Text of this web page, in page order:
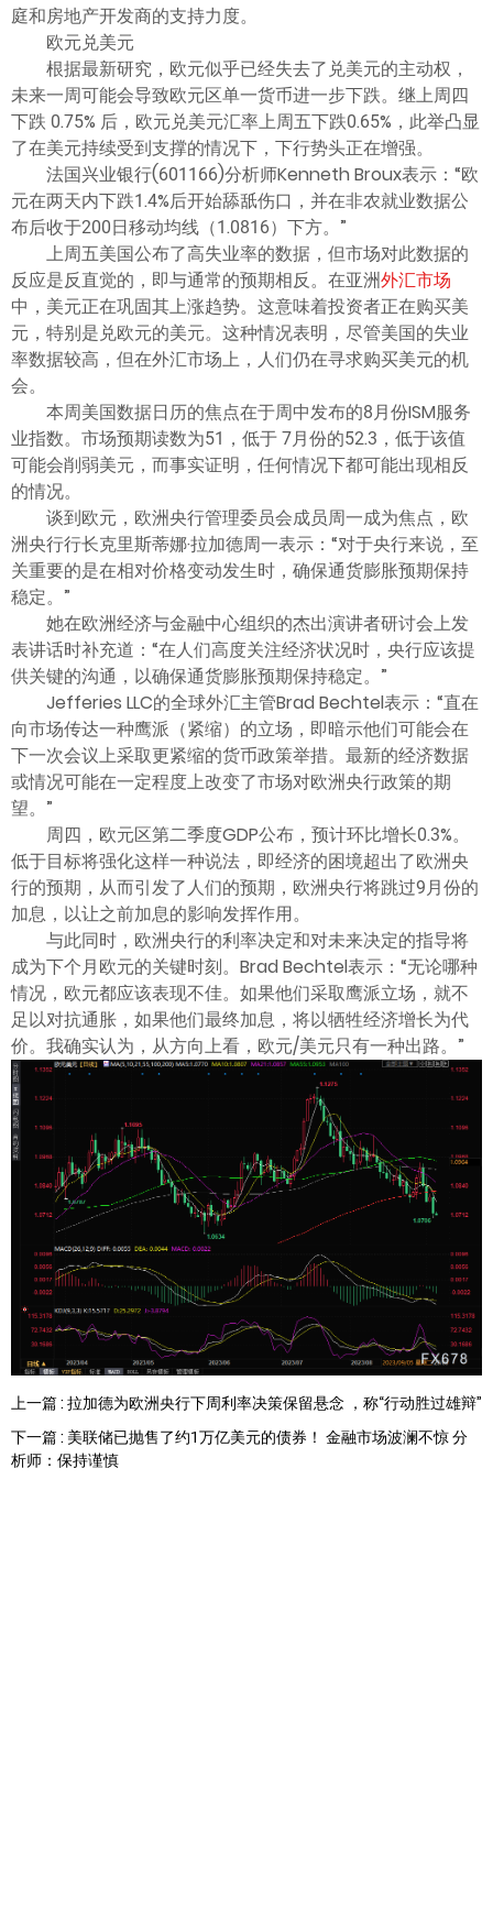
庭和房地产开发商的支持力度。
欧元兑美元
根据最新研究，欧元似乎已经失去了兑美元的主动权，
未来一周可能会导致欧元区单一货币进一步下跌。继上周四
下跌 0.75% 后，欧元兑美元汇率上周五下跌0.65%，此举凸显
了在美元持续受到支撑的情况下，下行势头正在增强。
法国兴业银行(601166)分析师Kenneth Broux表示：“欧
元在两天内下跌1.4%后开始舔舐伤口，并在非农就业数据公
布后收于200日移动均线（1.0816）下方。”
上周五美国公布了高失业率的数据，但市场对此数据的
反应是反直觉的，即与通常的预期相反。在亚洲外汇市场
中，美元正在巩固其上涨趋势。这意味着投资者正在购买美
元，特别是兑欧元的美元。这种情况表明，尽管美国的失业
率数据较高，但在外汇市场上，人们仍在寻求购买美元的机
会。
本周美国数据日历的焦点在于周中发布的8月份ISM服务
业指数。市场预期读数为51，低于 7月份的52.3，低于该值
可能会削弱美元，而事实证明，任何情况下都可能出现相反
的情况。
谈到欧元，欧洲央行管理委员会成员周一成为焦点，欧
洲央行行长克里斯蒂娜·拉加德周一表示：“对于央行来说，至
关重要的是在相对价格变动发生时，确保通货膨胀预期保持
稳定。”
她在欧洲经济与金融中心组织的杰出演讲者研讨会上发
表讲话时补充道：“在人们高度关注经济状况时，央行应该提
供关键的沟通，以确保通货膨胀预期保持稳定。”
Jefferies LLC的全球外汇主管Brad Bechtel表示：“直在
向市场传达一种鹰派（紧缩）的立场，即暗示他们可能会在
下一次会议上采取更紧缩的货币政策举措。最新的经济数据
或情况可能在一定程度上改变了市场对欧洲央行政策的期
望。”
周四，欧元区第二季度GDP公布，预计环比增长0.3%。
低于目标将强化这样一种说法，即经济的困境超出了欧洲央
行的预期，从而引发了人们的预期，欧洲央行将跳过9月份的
加息，以让之前加息的影响发挥作用。
与此同时，欧洲央行的利率决定和对未来决定的指导将
成为下个月欧元的关键时刻。Brad Bechtel表示：“无论哪种
情况，欧元都应该表现不佳。如果他们采取鹰派立场，就不
足以对抗通胀，如果他们最终加息，将以牺牲经济增长为代
价。我确实认为，从方向上看，欧元/美元只有一种出路。”
上一篇 : 拉加德为欧洲央行下周利率决策保留悬念 ，称“行动胜过雄辩”
下一篇 : 美联储已抛售了约1万亿美元的债券！ 金融市场波澜不惊 分
析师：保持谨慎